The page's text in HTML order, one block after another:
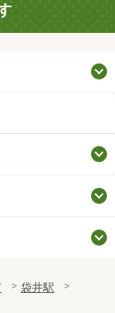
袋井駅